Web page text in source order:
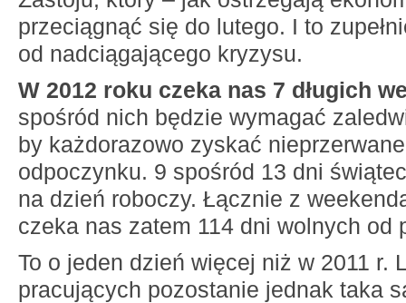
przeciągnąć się do lutego. I to
od nadciągającego kryzysu.
W 2012 roku czeka nas 7 długich
spośród nich będzie wymagać
by każdorazowo zyskać
odpoczynku. 9 spośród 13 dni
na dzień roboczy. Łącznie z
czeka nas zatem 114 dni wolnych od
To o jeden dzień więcej niż w 2011 r.
pracujących pozostanie jednak taka